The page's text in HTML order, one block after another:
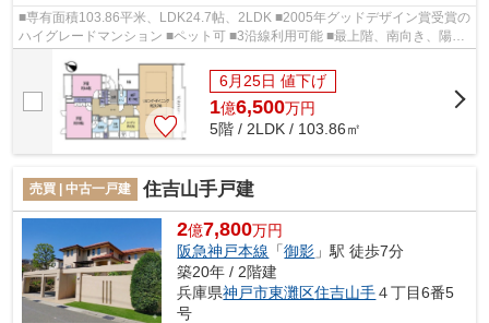
■専有面積103.86平米、LDK24.7帖、2LDK ■2005年グッドデザイン賞受賞の
ハイグレードマンション ■ペット可 ■3沿線利用可能 ■最上階、南向き、陽当
たり・通風・眺望良好 ■収納・設備充...
6月25日 値下げ
1億6,500万円
5階 / 2LDK / 103.86㎡
売買 | 中古一戸建 住吉山手戸建
2億7,800万円
阪急神戸本線 「御影 」駅 徒歩7分
築20年 / 2階建
兵庫県神戸市東灘区住吉山手４丁目6番5
号